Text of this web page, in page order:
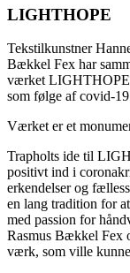
LIGHTHOPE
Tekstilkunstner
Bækkel Fex har
værket LIGHTHOPE
som følge af covid-
Værket er et
Trapholts ide til
positivt ind i
erkendelser og
en lang tradition for
med passion for
Rasmus Bækkel Fex
værk, som ville